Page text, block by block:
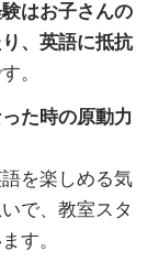
はお子さんの
、英語に抵抗
。
た時の原動力
を楽しめる気
で、教室スタ
す。